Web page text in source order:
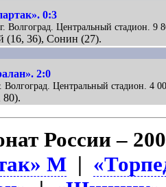
0:3
Волгоград. Центральный стадион. 9
(16, 36), Сонин (27).
2:0
Волгоград. Центральный стадион. 4
80).
России –
М |